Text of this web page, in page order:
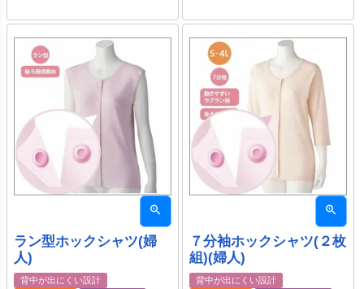
ラン型ホックシャツ(婦
人)
背中が出にくい設計
７分袖ホックシャツ(２枚
組)(婦人)
背中が出にくい設計